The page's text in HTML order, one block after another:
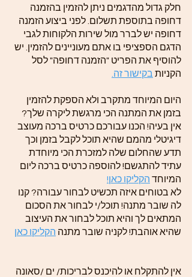
חלק גדול מהדגמים ניתן להזמין בהזמנה
דחופה בתוספת תשלום. לפני ביצוע הזמנה
דחופה יש לברר מול שירות הלקוחות לגבי
הדגם הספציפי בו אתם מעוניינים להזמין. יש
להוסיף את הפריט "הזמנה דחופה" לסל
הקניות בקישור זה.
היום המיוחד מתקרב ולא הספקת להזמין
בזמן את המתנה הכי מרגשת ליקרה שלך?
אין בעיה! הכנו עבורכם כרטיס ברכה מעוצב
דיגיטלי מהמם שהיא תוכל לקבל בזמן וכך
תדע שהחלום שלה למזכרת הכי מיוחדת
עתיד להתגשם! להוספה כרטיס ברכה ליום
המיוחד הקליקו כאן!
לא בטוחים איזה תכשיט לבחור עבורה? קנו
לה שובר מתנה! תוכל/י לבחור את הסכום
המתאים לך והיא תוכל לבחור את העיצוב
שהיא אוהבת! לקניה שובר מתנה הקליקו כאן
אין להתקלח או להיכנס לבריכות/ ים /סאונה